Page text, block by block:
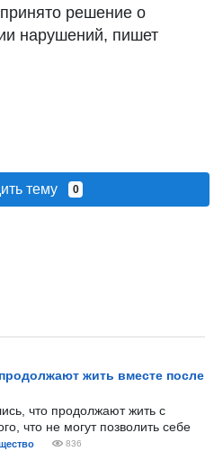
решение о
нарушений, пишет
тему 0
жить вместе после
что продолжают жить с
что не могут позволить себе
836